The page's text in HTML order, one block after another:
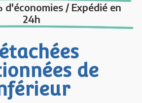
d'économies / Expédié en
24h
de